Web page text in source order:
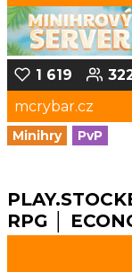
1 619
mcrybar.cz
Minihry PvP
RPG │